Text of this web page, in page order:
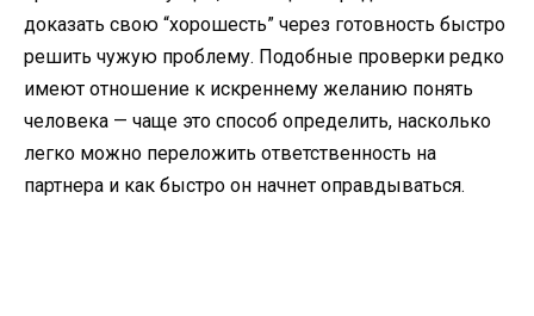
доказать свою “хорошесть” через готовность быстро
решить чужую проблему. Подобные проверки редко
имеют отношение к искреннему желанию понять
человека — чаще это способ определить, насколько
легко можно переложить ответственность на
партнера и как быстро он начнет оправдываться.